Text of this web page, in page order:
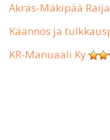
Äkräs-Mäkipää
Käännös ja
KR-Manuaali Ky